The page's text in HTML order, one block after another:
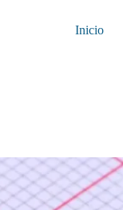
Inicio